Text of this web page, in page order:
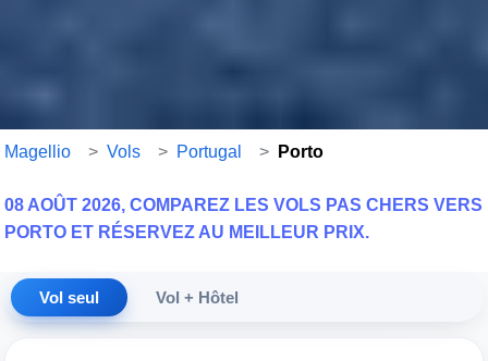
Magellio > Vols > Portugal > Porto
08 AOÛT 2026, COMPAREZ LES VOLS PAS CHERS VERS
PORTO ET RÉSERVEZ AU MEILLEUR PRIX.
Vol seul Vol + Hôtel